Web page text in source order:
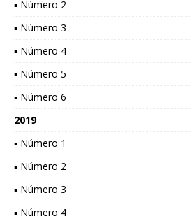
▪ Número 2
▪ Número 3
▪ Número 4
▪ Número 5
▪ Número 6
2019
▪ Número 1
▪ Número 2
▪ Número 3
▪ Número 4